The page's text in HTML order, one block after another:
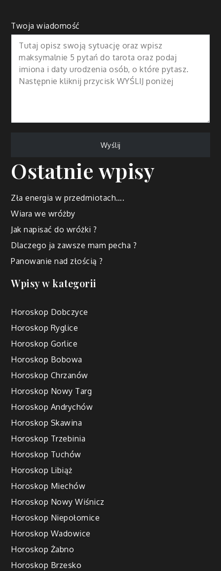
Twoja wiadomość
Ostatnie wpisy
Zła energia w przedmiotach….
Wiara we wróżby
Jak napisać do wróżki ?
Dlaczego ja zawsze mam pecha ?
Panowanie nad złością ?
Wpisy w kategorii
Horoskop Dobczyce
Horoskop Ryglice
Horoskop Gorlice
Horoskop Bobowa
Horoskop Chrzanów
Horoskop Nowy Targ
Horoskop Andrychów
Horoskop Skawina
Horoskop Trzebinia
Horoskop Tuchów
Horoskop Libiąż
Horoskop Miechów
Horoskop Nowy Wiśnicz
Horoskop Niepołomice
Horoskop Wadowice
Horoskop Żabno
Horoskop Brzesko